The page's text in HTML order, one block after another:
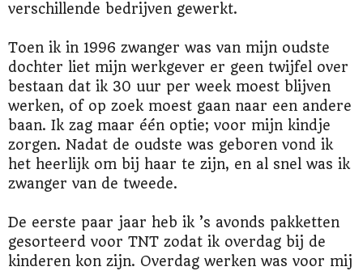
verschillende bedrijven gewerkt.
Toen ik in 1996 zwanger was van mijn oudste
dochter liet mijn werkgever er geen twijfel over
bestaan dat ik 30 uur per week moest blijven
werken, of op zoek moest gaan naar een andere
baan. Ik zag maar één optie; voor mijn kindje
zorgen. Nadat de oudste was geboren vond ik
het heerlijk om bij haar te zijn, en al snel was ik
zwanger van de tweede.
De eerste paar jaar heb ik ’s avonds pakketten
gesorteerd voor TNT zodat ik overdag bij de
kinderen kon zijn. Overdag werken was voor mij